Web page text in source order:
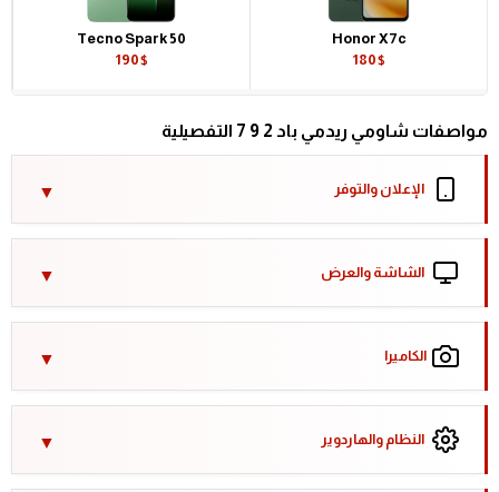
Honor X7c
180$
Tecno Spark 50
190$
مواصفات شاومي ريدمي باد 2 9 7 التفصيلية
الإعلان والتوفر
الشاشة والعرض
الكاميرا
النظام والهاردوير